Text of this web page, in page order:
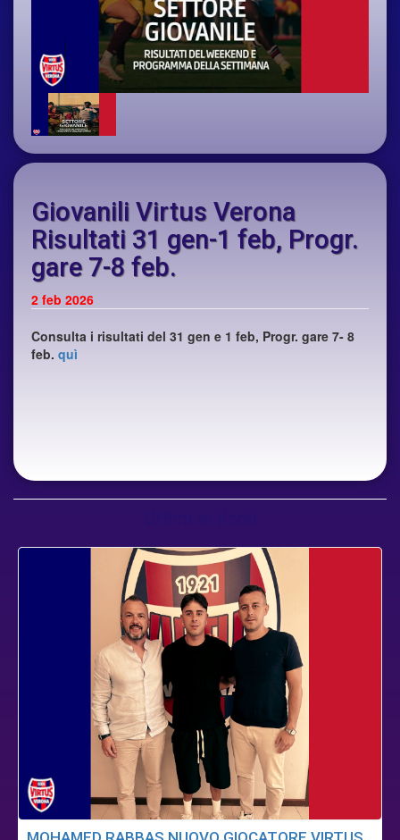
Giovanili Virtus Verona
Risultati 31 gen-1 feb, Progr.
gare 7-8 feb.
2 feb 2026
Consulta i risultati del 31 gen e 1 feb, Progr. gare 7- 8
feb. quì